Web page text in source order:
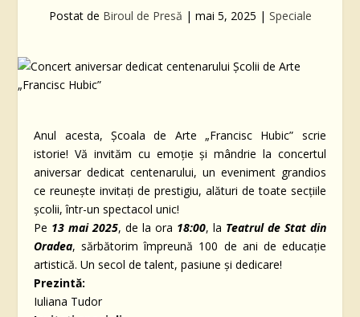
Postat de Biroul de Presă | mai 5, 2025 | Speciale
Anul acesta, Școala de Arte „Francisc Hubic” scrie
istorie! Vă invităm cu emoție și mândrie la concertul
aniversar dedicat centenarului, un eveniment grandios
ce reunește invitați de prestigiu, alături de toate secțiile
școlii, într-un spectacol unic!
Pe 13 mai 2025, de la ora 18:00, la Teatrul de Stat din
Oradea, sărbătorim împreună 100 de ani de educație
artistică. Un secol de talent, pasiune și dedicare!
Prezintă:
Iuliana Tudor